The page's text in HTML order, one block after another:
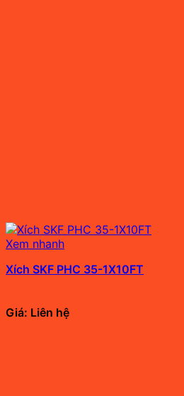
Xem nhanh
Xích SKF PHC 35-1X10FT
Giá: Liên hệ